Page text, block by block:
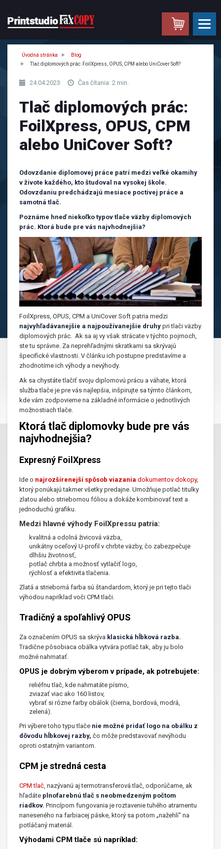
.
Úvodná stránka
Blog
Tlač diplomových prác: FoilXpress, OPUS, CPM alebo UniCover Soft?
24.04.2023 Čas čítania: 2 min.
Tlač diplomových prác:
FoilXpress, OPUS, CPM
alebo UniCover Soft?
Odovzdanie diplomovej práce patrí medzi veľké okamihy
v živote každého, kto študoval na vysokej škole.
Odovzdaniu predchádzajú mesiace poctivej práce a
samotná tlač.
Poznáme hneď niekoľko typov tlače väzby diplomových
prác. Ktorá bude pre vás najvhodnejšia?
FoilXpress, OPUS, CPM a UniCover Soft patria medzi
najvyhľadávanejšie a najpoužívanejšie druhy pri tlači väzby
diplomových prác. Ak sa aj vy však strácate v týchto pojmoch,
ste tu správne. Za neprehľadnými skratkami sa skrývajú
špecifické vlastnosti. V článku ich postupne predstavíme a
zhodnotíme ich výhody a nevýhody.
Ak sa chystáte tlačiť svoju diplomovú prácu a váhate, ktorá
služba tlače je pre vás najlepšia, inšpirujte sa týmto článkom,
kde vám zodpovieme na základné informácie o jednotlivých
možnostiach tlače.
Ktorá tlač diplomovky bude pre vás
najvhodnejšia?
Expresný FoilXpress
Ide o najrozšírenejší spôsob viazania dokumentov dokopy,
ktorý ponúkajú takmer všetky predajne. Umožňuje potlač titulky
zlatou alebo striebornou fóliou a dokáže kombinovať text a
jednoduchú grafiku.
Medzi hlavné výhody FoilXpressu patria:
kvalitná a odolná živicová väzba,
unikátny oceľový U-profil v chrbte väzby, čo zabezpečuje
dlhšiu životnosť,
potlač chrbta a možnosť vytlačiť logo,
rýchlosť a efektivita tlačenia.
Zlatá a strieborná farba sú štandardom, ktorý je pri tejto tlači
výhodou napríklad voči CPM tlači.
Tradičný a spoľahlivý OPUS
Za označením OPUS sa skrýva klasická hĺbková razba.
Tradične pôsobiaca obálka vytvára potlač tak, aby ju bolo
možné nahmatať.
OPUS je dobrým výberom v prípade, ak potrebujete:
reliéfnu tlač, kde nahmatáte písmo,
zviazať viac ako 160 listov,
vybrať si rôzne farby obálok (čierna, bordová, modrá,
zelená).
Pri výbere toho typu tlače nie možné pridať logo na obálku z
dôvodu hĺbkovej razby, čo môže predstavovať nevýhodu
oproti ostatným variantom.
CPM je stredná cesta
CPM tlač, nazývanú aj termotransferová tlač, odporúčame, ak
hľadáte plnofarebnú tlač s neobmedzeným počtom
riadkov. Princípom fungovania je roztavenie tuhého atramentu
naneseného na farbiacej páske, ktorý sa potom „nažehlí“ na
potláčaný materiál.
Výhodami CPM tlače sú napríklad: